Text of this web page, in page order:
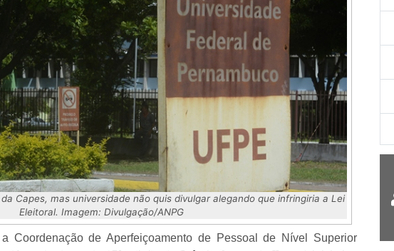
Capes, mas universidade não quis divulgar alegando que infringiria a Lei
Eleitoral. Imagem: Divulgação/ANPG
Coordenação de Aperfeiçoamento de Pessoal de Nível Superior